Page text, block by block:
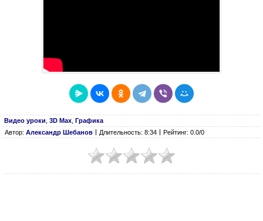
Видео уроки 3D Max Графика
Автор: Александр Шебанов Длительность: 8:34 Рейтинг: 0.0/0